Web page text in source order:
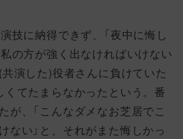
技に納得できず、「夜中に悔し
私の方が強く出なければいけない
演した)役者さんに負けていた
くてたまらなかったという。番
が、「こんなダメなお芝居でこ
ない」と、それがまた悔しかっ